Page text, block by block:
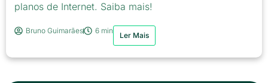
planos de Internet. Saiba mais!
Bruno Guimarães 6 min
Ler Mais